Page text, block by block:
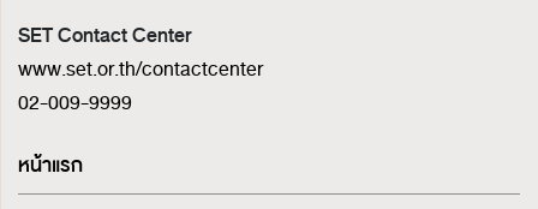
SET Contact Center
www.set.or.th/contactcenter
02-009-9999
หน้าแรก